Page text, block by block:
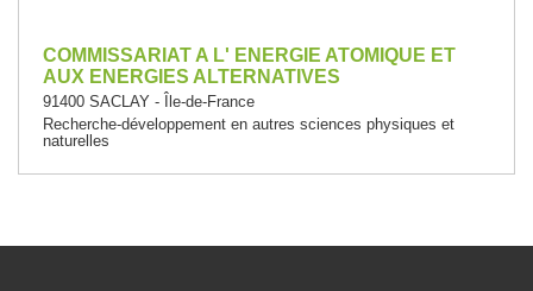
COMMISSARIAT A L' ENERGIE ATOMIQUE ET
AUX ENERGIES ALTERNATIVES
91400 SACLAY - Île-de-France
Recherche-développement en autres sciences physiques et
naturelles